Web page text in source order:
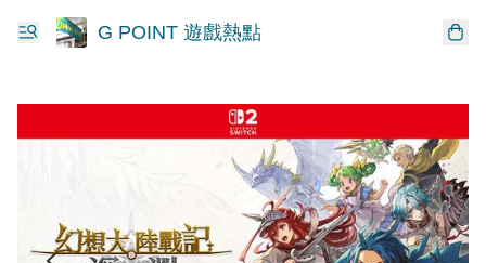
G POINT 遊戲熱點